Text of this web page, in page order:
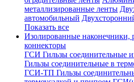
металлизированные ленты
автомобильный
Показать все
Изолированные наконечники,
коннекторы
ГСИ Гильзы соединительные
Гильзы соединительные в
ГСИ-ТП Гильзы